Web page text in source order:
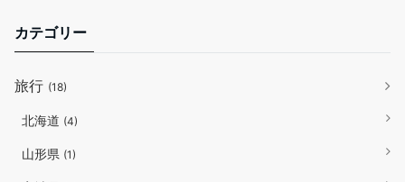
カテゴリー
旅行 (18)
北海道 (4)
山形県 (1)